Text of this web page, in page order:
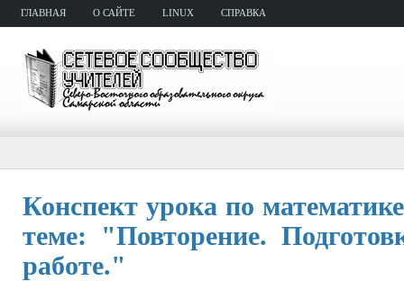
ГЛАВНАЯ О САЙТЕ LINUX СПРАВКА
Конспект урока по
теме: "Повторение.
работе."